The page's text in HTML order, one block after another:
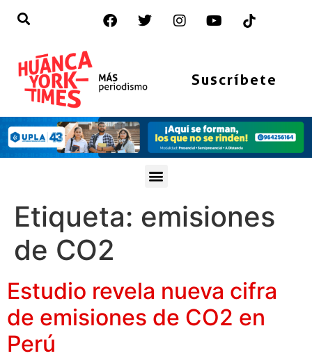
Suscríbete
Etiqueta: emisiones
de CO2
Estudio revela nueva cifra
de emisiones de CO2 en
Perú